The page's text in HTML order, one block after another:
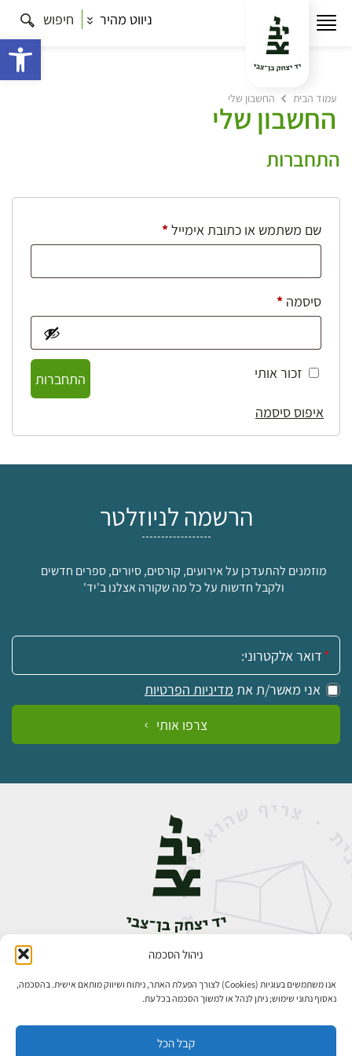
ניהול הסכמה
אנו משתמשים בעוגיות (Cookies) לצורך הפעלת האתר, ניתוח ושיווק מותאם אישית. בהסכמה,
נאסוף נתוני שימוש; ניתן לנהל או למשוך הסכמה בכל עת.
קבל הכל
ניווט מהיר חיפוש
עמוד הבית החשבון שלי
החשבון שלי
התחברות
שם משתמש או כתובת אימייל*חובה
סיסמה *חובה
זכור אותי
התחברות
איפוס סיסמה
הרשמה לניוזלטר
מוזמנים להתעדכן על אירועים, קורסים, סיורים, ספרים חדשים
ולקבל חדשות על כל מה שקורה אצלנו ב'יד'
אימייל:
אני מאשר/ת את מדיניות הפרטיות
צרפו אותי
אבן גבירול 14, רחביה, ירושלים